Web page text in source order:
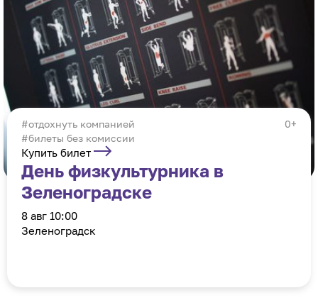
0+
отдохнуть компанией
#билеты без комиссии
Купить билет
День физкультурника в
Зеленоградске
8 авг 10:00
Зеленоградск